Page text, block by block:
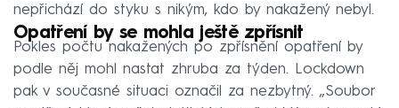
nepřichází do styku s nikým, kdo by nakažený nebyl.
Opatření by se mohla ještě zpřísnit
Pokles počtu nakažených po zpřísnění opatření by
podle něj mohl nastat zhruba za týden. Lockdown
pak v současné situaci označil za nezbytný. „Soubor